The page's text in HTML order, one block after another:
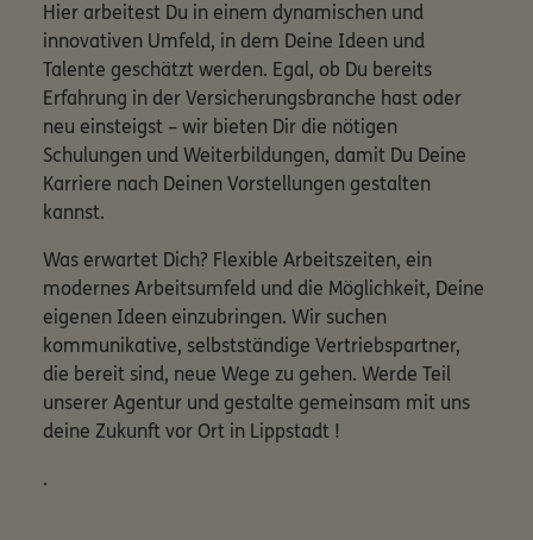
Hier arbeitest Du in einem dynamischen und
innovativen Umfeld, in dem Deine Ideen und
Talente geschätzt werden. Egal, ob Du bereits
Erfahrung in der Versicherungsbranche hast oder
neu einsteigst – wir bieten Dir die nötigen
Schulungen und Weiterbildungen, damit Du Deine
Karriere nach Deinen Vorstellungen gestalten
kannst.
Was erwartet Dich? Flexible Arbeitszeiten, ein
modernes Arbeitsumfeld und die Möglichkeit, Deine
eigenen Ideen einzubringen. Wir suchen
kommunikative, selbstständige Vertriebspartner,
die bereit sind, neue Wege zu gehen. Werde Teil
unserer Agentur und gestalte gemeinsam mit uns
deine Zukunft vor Ort in Lippstadt !
.